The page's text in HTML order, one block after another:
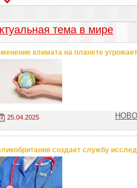
тема в мире
климата на планете
25.04.2025
создает службу